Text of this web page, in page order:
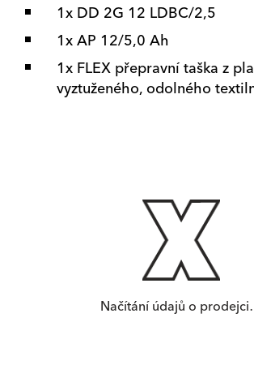
1x DD 2G 12 LDBC/2,5
1x AP 12/5,0 Ah
1x FLEX přepravní taška z
vyztuženého, odolného
Načítání údajů o